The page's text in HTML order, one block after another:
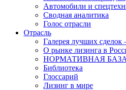
Автомобили и
Сводная аналитика
Голос отрасли
Отрасль
Галерея лучших сделок
О рынке лизинга в
НОРМАТИВНАЯ
Библиотека
Глоссарий
Лизинг в мире